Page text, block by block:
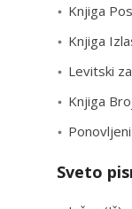
Knjiga
Knjiga
Levitski
Knjiga
Sveto